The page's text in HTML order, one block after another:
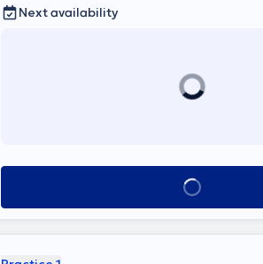
Next availability
Book appointment